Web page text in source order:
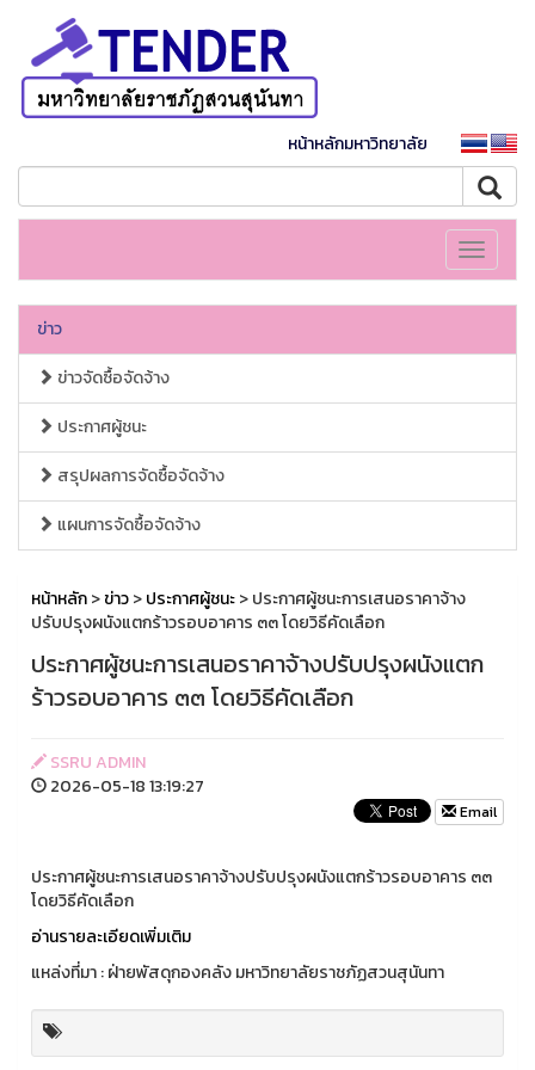
หน้าหลักมหาวิทยาลัย
Toggle
ข่าว
ข่าวจัดซื้อจัดจ้าง
ประกาศผู้ชนะ
สรุปผลการจัดซื้อจัดจ้าง
แผนการจัดซื้อจัดจ้าง
หน้าหลัก>ข่าว>ประกาศผู้ชนะ> ประกาศผู้ชนะการเสนอราคาจ้าง
ปรับปรุงผนังแตกร้าวรอบอาคาร ๓๓ โดยวิธีคัดเลือก
ประกาศผู้ชนะการเสนอราคาจ้างปรับปรุงผนังแตก
ร้าวรอบอาคาร ๓๓ โดยวิธีคัดเลือก
SSRU ADMIN
2026-05-18 13:19:27
Email
ประกาศผู้ชนะการเสนอราคาจ้างปรับปรุงผนังแตกร้าวรอบอาคาร ๓๓
โดยวิธีคัดเลือก
อ่านรายละเอียดเพิ่มเติม
แหล่งที่มา : ฝ่ายพัสดุกองคลัง มหาวิทยาลัยราชภัฏสวนสุนันทา